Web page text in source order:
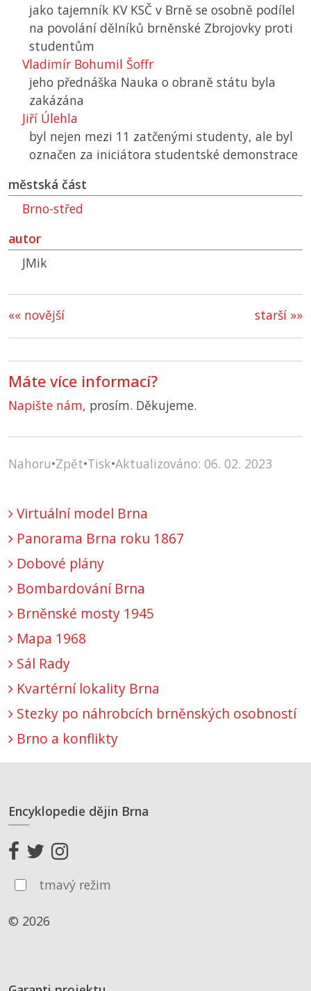
jako tajemník KV KSČ v Brně se osobně podílel
na povolání dělníků brněnské Zbrojovky proti
studentům
Vladimír Bohumil Šoffr
jeho přednáška Nauka o obraně státu byla
zakázána
Jiří Úlehla
byl nejen mezi 11 zatčenými studenty, ale byl
označen za iniciátora studentské demonstrace
městská část
Brno-střed
autor
JMik
starší »»
«« novější
Máte více informací?
Napište nám, prosím. Děkujeme.
Nahoru•Zpět•Tisk•Aktualizováno: 06. 02. 2023
Virtuální model Brna
Panorama Brna roku 1867
Dobové plány
Bombardování Brna
Brněnské mosty 1945
Mapa 1968
Sál Rady
Kvartérní lokality Brna
Stezky po náhrobcích brněnských osobností
Brno a konflikty
Encyklopedie dějin Brna
tmavý režim
© 2026